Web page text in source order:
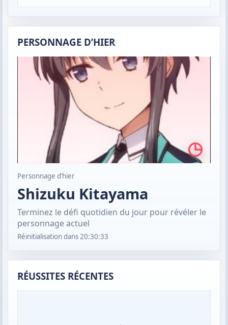
PERSONNAGE D’HIER
◷
Personnage d’hier
Shizuku Kitayama
Terminez le défi quotidien du jour pour révéler le
personnage actuel
Réinitialisation dans 20:30:32
RÉUSSITES RÉCENTES